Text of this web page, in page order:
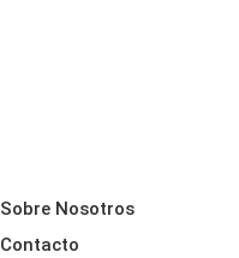
Sobre Nosotros
Contacto